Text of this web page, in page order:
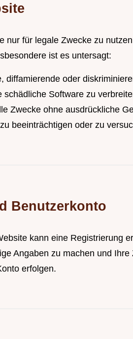
nur für legale Zwecke zu
ist es untersagt:
diffamierende oder
Software zu
Zwecke ohne ausdrückliche
beeinträchtigen oder zu
Benutzerkonto
kann eine Registrierung
Angaben zu machen und
erfolgen.